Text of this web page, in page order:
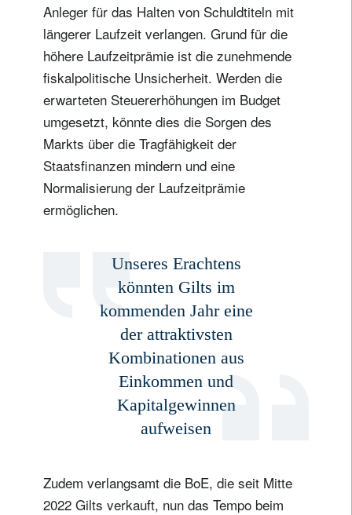
Anleger für das Halten von Schuldtiteln mit
längerer Laufzeit verlangen. Grund für die
höhere Laufzeitprämie ist die zunehmende
fiskalpolitische Unsicherheit. Werden die
erwarteten Steuererhöhungen im Budget
umgesetzt, könnte dies die Sorgen des
Markts über die Tragfähigkeit der
Staatsfinanzen mindern und eine
Normalisierung der Laufzeitprämie
ermöglichen.
Unseres Erachtens
könnten Gilts im
kommenden Jahr eine
der attraktivsten
Kombinationen aus
Einkommen und
Kapitalgewinnen
aufweisen
Zudem verlangsamt die BoE, die seit Mitte
2022 Gilts verkauft, nun das Tempo beim